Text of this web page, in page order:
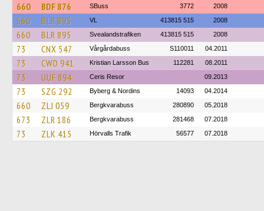
660 BDF 876 SBuss 3772 2008
660 BLR 895 VL 413815 515 2008
660 BLR 895 Svealandstrafiken 413815 515 2008
73 CNX 547 Vårgårdabuss S110011 04.2011
73 CWD 941 Kristian Larsson Bus 112281 08.2011
73 UUF 894 Ceris Resor 09.2013
73 SZG 292 Byberg & Nordins 14093 04.2014
660 ZLJ 059 Bergkvarabuss 280890 05.2018
673 ZLR 186 Bergkvarabuss 281468 07.2018
73 ZLK 415 Hörvalls Trafik 56577 07.2018